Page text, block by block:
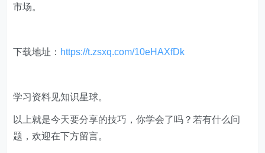
市场。
下载地址： https://t.zsxq.com/10eHAXfDk
学习资料见知识星球。
以上就是今天要分享的技巧，你学会了吗？若有什么问
题，欢迎在下方留言。